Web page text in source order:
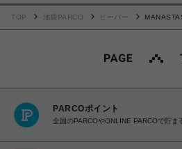
TOP 池袋PARCO ビーバー
PARCOポイント
全国のPARCOやONLINE PARCOで貯ま